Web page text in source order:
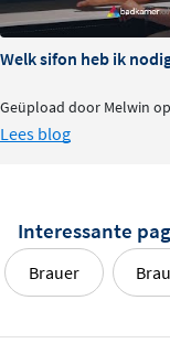
aan op het
accessoires. Zo
Welk sifon heb ik
Geüpload door Melwin
Lees blog
Interessante
Brauer